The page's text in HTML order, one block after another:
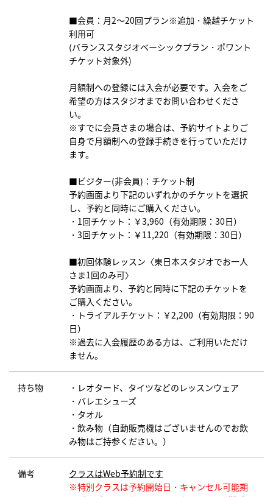
■会員：月2～20回プラン※追加・繰越チケット
利用可
(バランススタジオベーシックプラン・ポワント
チケット対象外)
月額制への登録には入会が必要です。入会をご
希望の方はスタジオまでお問い合わせくださ
い。
※すでに会員さまの場合は、予約サイトよりご
自身で月額制への登録手続きを行っていただけ
ます。
■ビジター(非会員)：チケット制
予約画面より下記のいずれかのチケットを選択
し、予約と同時にご購入ください。
・1回チケット：￥3,960（有効期限：30日）
・3回チケット：￥11,220（有効期限：30日）
■初回体験レッスン〈東日本スタジオでお一人
さま1回のみ可〉
予約画面より、予約と同時に下記のチケットを
ご購入ください。
・トライアルチケット：￥2,200（有効期限：90
日）
※過去に入会履歴のある方は、ご利用いただけ
ません。
持ち物
・レオタード、タイツなどのレッスンウェア
・バレエシューズ
・タオル
・飲み物（自動販売機はございませんのでお飲
み物はご持参ください。）
備考
クラスはWeb予約制です
※特別クラスは予約開始日・キャンセル可能期